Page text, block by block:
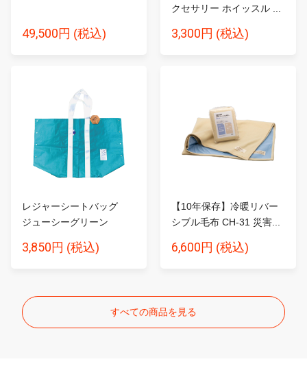
49,500円 (税込)
クセサリー ホイッスル ...
3,300円 (税込)
レジャーシートバッグ
ジューシーグリーン
3,850円 (税込)
【10年保存】冷暖リバー
シブル毛布 CH-31 災害...
6,600円 (税込)
すべての商品を見る